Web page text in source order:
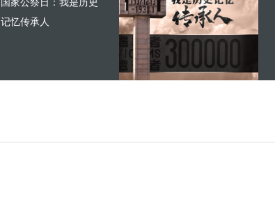
国家公祭日：我是历史
记忆传承人